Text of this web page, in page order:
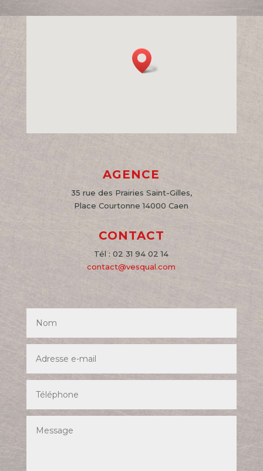
AGENCE
35 rue des Prairies Saint-Gilles,
Place Courtonne 14000 Caen
CONTACT
Tél : 02 31 94 02 14
contact@vesqual.com